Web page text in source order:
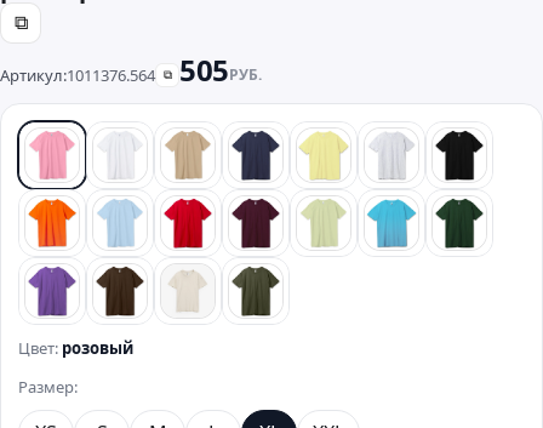
⧉
Артикул:1011376.564 ⧉ 505РУБ.
розовый белый песочныйсиний желтый серый черный
оранжевыйголубойкрасный бордовыйзеленыйбирюзовыйтемно-
фиолетовыйкоричневый
бежевый хаки
Цвет: розовый
Размер: